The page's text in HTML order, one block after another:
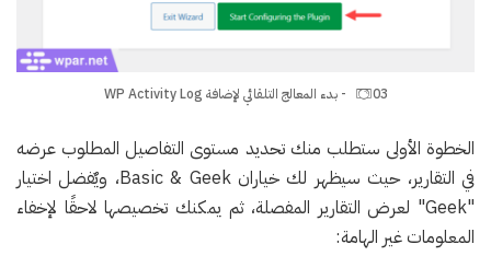
03 - بدء المعالج التلقائي لإضافة WP Activity Log
الخطوة الأولى ستطلب منك تحديد مستوى التفاصيل المطلوب عرضه
في التقارير، حيث سيظهر لك خياران Basic & Geek، ويٌفضل اختيار
"Geek" لعرض التقارير المفصلة، ثم يمكنك تخصيصها لاحقًا لإخفاء
المعلومات غير الهامة: